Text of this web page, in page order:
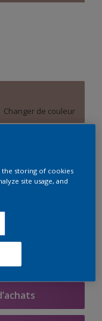
Changer de couleur
the storing of cookies
site usage, and